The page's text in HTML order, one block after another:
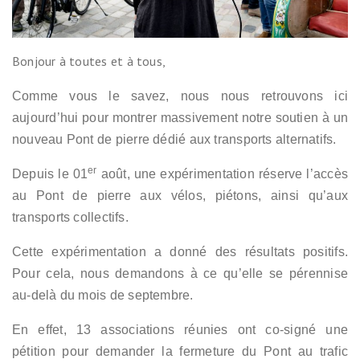
Bonjour à toutes et à tous,
Comme vous le savez, nous nous retrouvons ici
aujourd’hui pour montrer massivement notre soutien à un
nouveau Pont de pierre dédié aux transports alternatifs.
Depuis le 01er août, une expérimentation réserve l’accès
au Pont de pierre aux vélos, piétons, ainsi qu’aux
transports collectifs.
Cette expérimentation a donné des résultats positifs.
Pour cela, nous demandons à ce qu’elle se pérennise
au-delà du mois de septembre.
En effet, 13 associations réunies ont co-signé une
pétition pour demander la fermeture du Pont au trafic